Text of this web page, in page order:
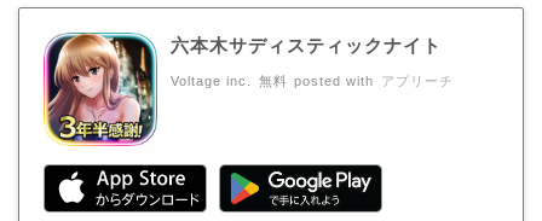
六本木サディスティックナイト
Voltage inc. 無料 posted with アプリーチ